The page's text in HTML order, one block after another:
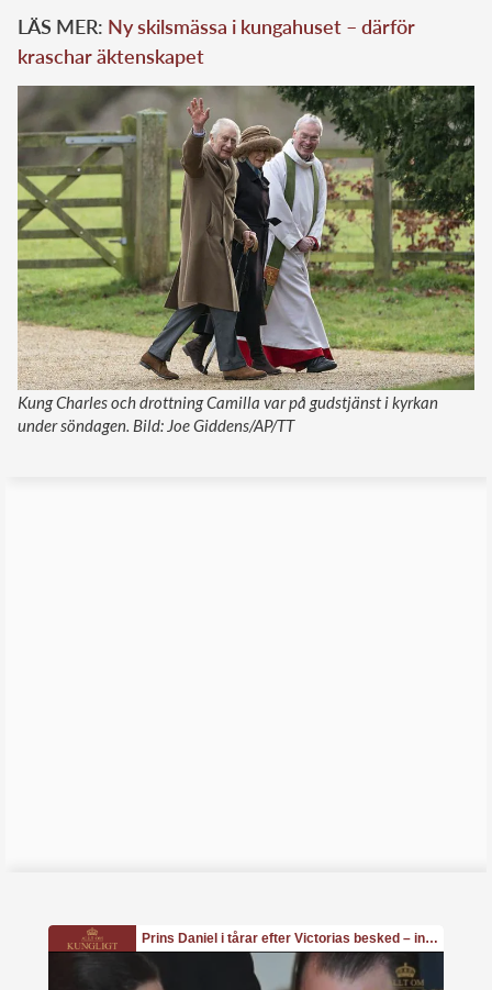
LÄS MER: Ny skilsmässa i kungahuset – därför
kraschar äktenskapet
Kung Charles och drottning Camilla var på gudstjänst i kyrkan
under söndagen. Bild: Joe Giddens/AP/TT